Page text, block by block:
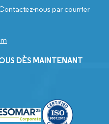
nous par courrier
DÈS MAINTENANT